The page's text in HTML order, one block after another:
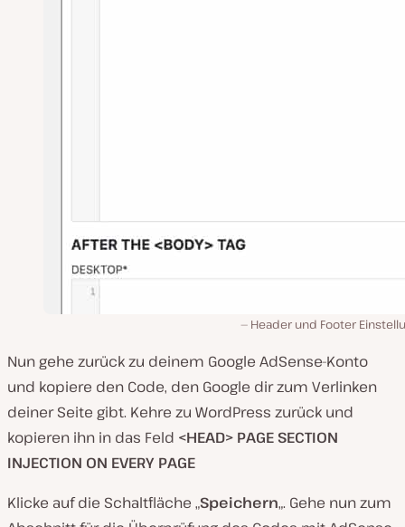
Header und Footer
Nun gehe zurück zu deinem Google AdSense-Konto
und kopiere den Code, den Google dir zum Verlinken
deiner Seite gibt. Kehre zu WordPress zurück und
kopieren ihn in das Feld <HEAD> PAGE SECTION
INJECTION ON EVERY PAGE
Klicke auf die Schaltfläche „Speichern„. Gehe nun zum